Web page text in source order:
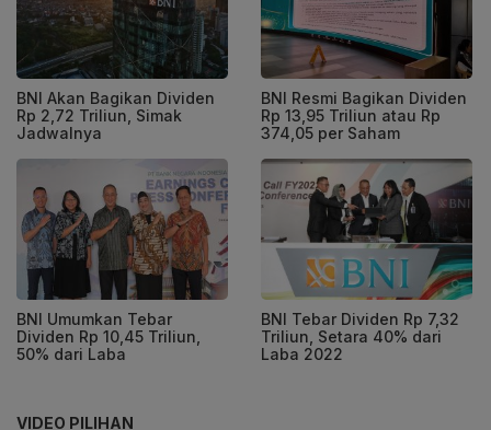
BNI Akan Bagikan Dividen
Rp 2,72 Triliun, Simak
Jadwalnya
BNI Resmi Bagikan Dividen
Rp 13,95 Triliun atau Rp
374,05 per Saham
BNI Umumkan Tebar
Dividen Rp 10,45 Triliun,
50% dari Laba
BNI Tebar Dividen Rp 7,32
Triliun, Setara 40% dari
Laba 2022
VIDEO PILIHAN